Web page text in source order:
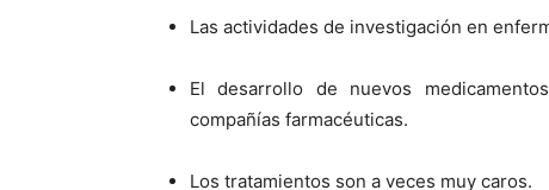
Las actividades de investigación en
El desarrollo de nuevos
compañías farmacéuticas.
Los tratamientos son a veces muy caros.